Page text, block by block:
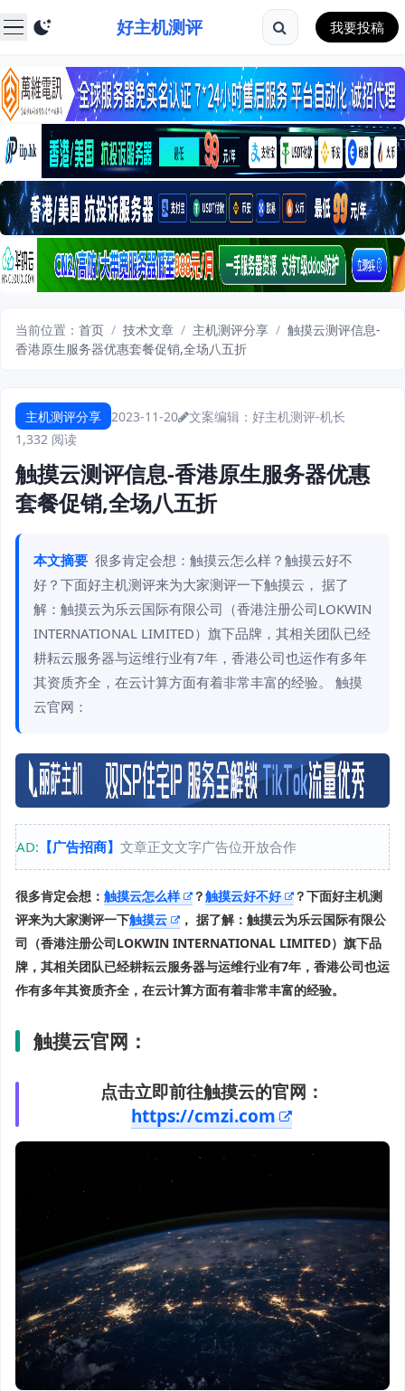
好主机测评 我要投稿
当前位置： 首页 / 技术文章 / 主机测评分享 / 触摸云测评信息-
香港原生服务器优惠套餐促销,全场八五折
主机测评分享 2023-11-20
文案编辑：好主机测评-机长
1,332 阅读
触摸云测评信息-香港原生服务器优惠
套餐促销,全场八五折
本文摘要 很多肯定会想：触摸云怎么样？触摸云好不
好？下面好主机测评来为大家测评一下触摸云， 据了
解：触摸云为乐云国际有限公司（香港注册公司LOKWIN
INTERNATIONAL LIMITED）旗下品牌，其相关团队已经
耕耘云服务器与运维行业有7年，香港公司也运作有多年
其资质齐全，在云计算方面有着非常丰富的经验。 触摸
云官网：
AD: 【广告招商】 文章正文文字广告位开放合作
很多肯定会想： 触摸云怎么样 ？触摸云好不好
？下面好主机测
评来为大家测评一下触摸云 ， 据了解：触摸云为乐云国际有限公
司（香港注册公司LOKWIN INTERNATIONAL LIMITED）旗下品
牌，其相关团队已经耕耘云服务器与运维行业有7年，香港公司也运
作有多年其资质齐全，在云计算方面有着非常丰富的经验。
触摸云官网：
点击立即前往触摸云的官网：
https://cmzi.com